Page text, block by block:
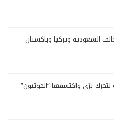
السعودية وتركيا وباكستان
برّي واكتشفها “الحوثيون”